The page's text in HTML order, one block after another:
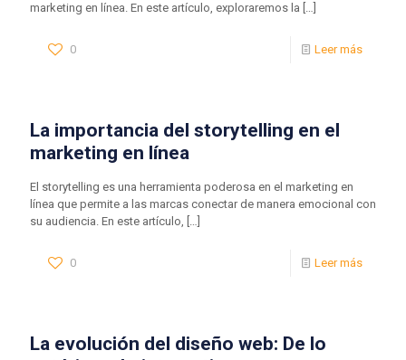
marketing en línea. En este artículo, exploraremos la […]
0 Leer más
La importancia del storytelling en el
marketing en línea
El storytelling es una herramienta poderosa en el marketing en
línea que permite a las marcas conectar de manera emocional con
su audiencia. En este artículo, […]
0 Leer más
La evolución del diseño web: De lo